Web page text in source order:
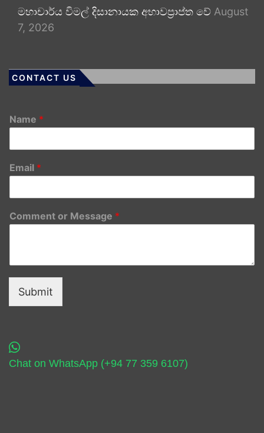
මහාචාර්ය විමල් දිසානායක අභාවප්‍රාප්ත වේ August
7, 2026
CONTACT US
Name *
Email *
Comment or Message *
Submit
Chat on WhatsApp (+94 77 359 6107)